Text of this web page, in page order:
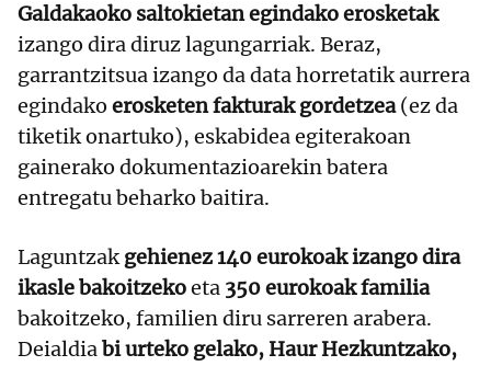
Galdakaoko saltokietan egindako erosketak
izango dira diruz lagungarriak. Beraz,
garrantzitsua izango da data horretatik aurrera
egindako erosketen fakturak gordetzea(ez da
tiketik onartuko), eskabidea egiterakoan
gainerako dokumentazioarekin batera
entregatu beharko baitira.
Laguntzakgehienez 140 eurokoakizango dira
ikasle bakoitzekoeta 350 eurokoak familia
bakoitzeko, familien diru sarreren arabera.
Deialdiabi urteko gelako, Haur Hezkuntzako,